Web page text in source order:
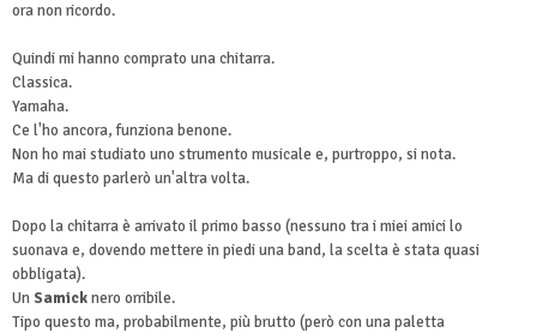
ora non ricordo.
Quindi mi hanno comprato una chitarra.
Classica.
Yamaha.
Ce l'ho ancora, funziona benone.
Non ho mai studiato uno strumento musicale e, purtroppo, si nota.
Ma di questo parlerò un'altra volta.
Dopo la chitarra è arrivato il primo basso (nessuno tra i miei amici lo
suonava e, dovendo mettere in piedi una band, la scelta è stata quasi
obbligata).
Un Samicknero orribile.
Tipo questo ma, probabilmente, più brutto (però con una paletta